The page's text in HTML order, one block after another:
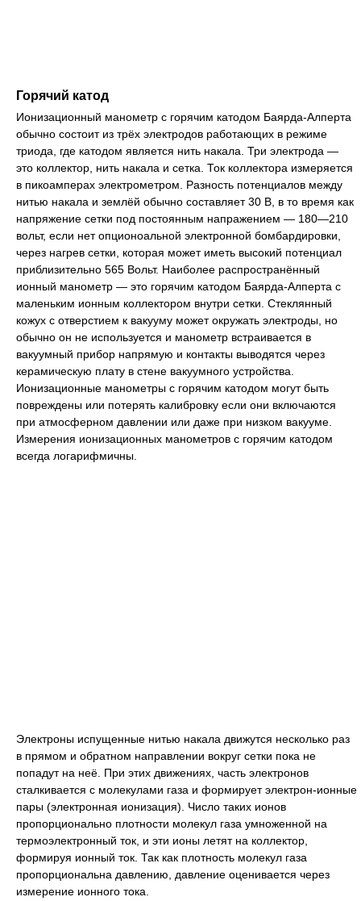
Горячий катод
Ионизационный манометр с горячим катодом Баярда-Алперта
обычно состоит из трёх электродов работающих в режиме
триода, где катодом является нить накала. Три электрода —
это коллектор, нить накала и сетка. Ток коллектора измеряется
в пикоамперах электрометром. Разность потенциалов между
нитью накала и землёй обычно составляет 30 В, в то время как
напряжение сетки под постоянным напражением — 180—210
вольт, если нет опционоальной электронной бомбардировки,
через нагрев сетки, которая может иметь высокий потенциал
приблизительно 565 Вольт. Наиболее распространённый
ионный манометр — это горячим катодом Баярда-Алперта с
маленьким ионным коллектором внутри сетки. Стеклянный
кожух с отверстием к вакууму может окружать электроды, но
обычно он не используется и манометр встраивается в
вакуумный прибор напрямую и контакты выводятся через
керамическую плату в стене вакуумного устройства.
Ионизационные манометры с горячим катодом могут быть
повреждены или потерять калибровку если они включаются
при атмосферном давлении или даже при низком вакууме.
Измерения ионизационных манометров с горячим катодом
всегда логарифмичны.
Электроны испущенные нитью накала движутся несколько раз
в прямом и обратном направлении вокруг сетки пока не
попадут на неё. При этих движениях, часть электронов
сталкивается с молекулами газа и формирует электрон-ионные
пары (электронная ионизация). Число таких ионов
пропорционально плотности молекул газа умноженной на
термоэлектронный ток, и эти ионы летят на коллектор,
формируя ионный ток. Так как плотность молекул газа
пропорциональна давлению, давление оценивается через
измерение ионного тока.